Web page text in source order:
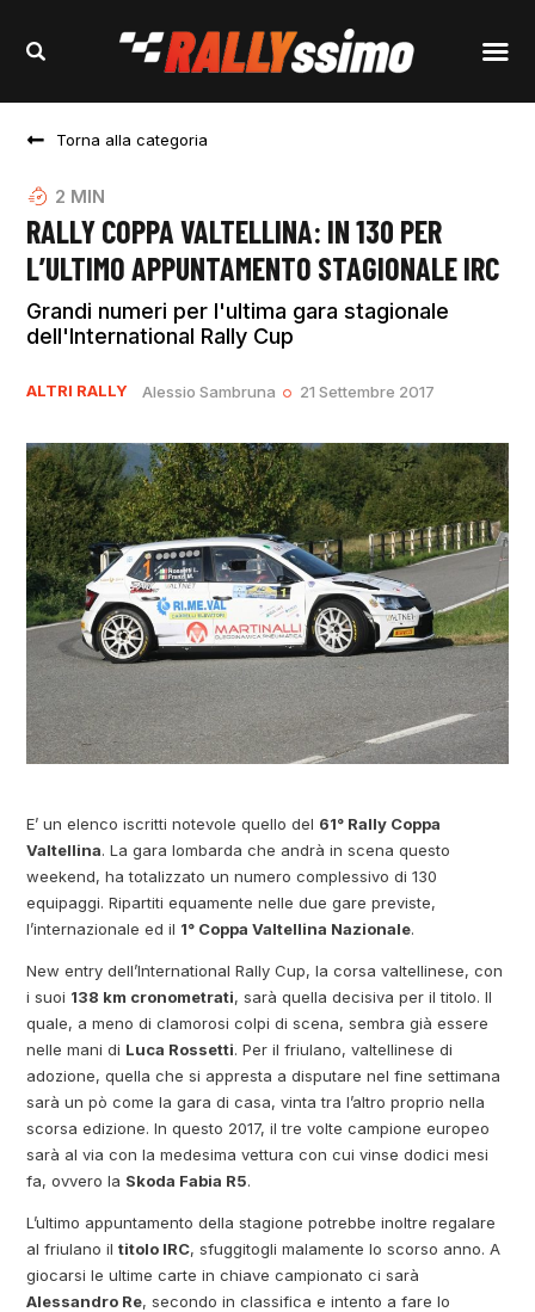
Torna alla categoria
2 MIN
RALLY COPPA VALTELLINA: IN 130 PER
L’ULTIMO APPUNTAMENTO STAGIONALE IRC
Grandi numeri per l'ultima gara stagionale
dell'International Rally Cup
ALTRI RALLY Alessio Sambruna 21 Settembre 2017
E’ un elenco iscritti notevole quello del 61° Rally Coppa
Valtellina. La gara lombarda che andrà in scena questo
weekend, ha totalizzato un numero complessivo di 130
equipaggi. Ripartiti equamente nelle due gare previste,
l’internazionale ed il 1° Coppa Valtellina Nazionale.
New entry dell’International Rally Cup, la corsa valtellinese, con
i suoi 138 km cronometrati, sarà quella decisiva per il titolo. Il
quale, a meno di clamorosi colpi di scena, sembra già essere
nelle mani di Luca Rossetti. Per il friulano, valtellinese di
adozione, quella che si appresta a disputare nel fine settimana
sarà un pò come la gara di casa, vinta tra l’altro proprio nella
scorsa edizione. In questo 2017, il tre volte campione europeo
sarà al via con la medesima vettura con cui vinse dodici mesi
fa, ovvero la Skoda Fabia R5.
L’ultimo appuntamento della stagione potrebbe inoltre regalare
al friulano iltitolo IRC, sfuggitogli malamente lo scorso anno. A
giocarsi le ultime carte in chiave campionato ci sarà
Alessandro Re, secondo in classifica e intento a fare lo